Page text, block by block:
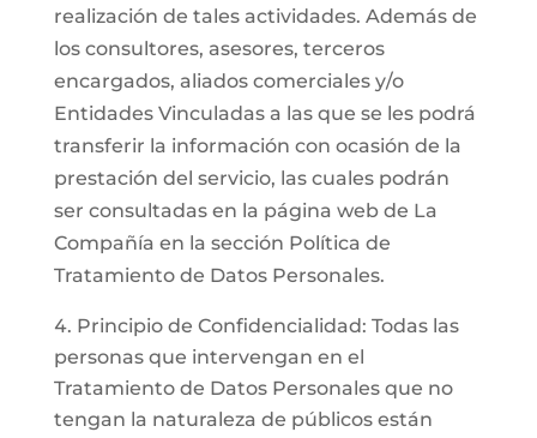
realización de tales actividades. Además de
los consultores, asesores, terceros
encargados, aliados comerciales y/o
Entidades Vinculadas a las que se les podrá
transferir la información con ocasión de la
prestación del servicio, las cuales podrán
ser consultadas en la página web de La
Compañía en la sección Política de
Tratamiento de Datos Personales.
Principio de Confidencialidad: Todas las
personas que intervengan en el
Tratamiento de Datos Personales que no
tengan la naturaleza de públicos están